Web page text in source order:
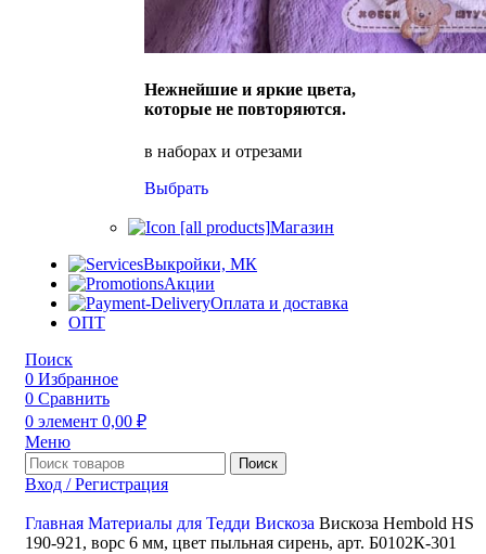
Нежнейшие и яркие цвета,
которые не повторяются.
в наборах и отрезами
Выбрать
Магазин
Выкройки, МК
Акции
Оплата и доставка
ОПТ
Поиск
0 Избранное
0 Сравнить
0 элемент 0,00 ₽
Меню
Поиск
Вход / Регистрация
Главная Материалы для Тедди Вискоза Вискоза Hembold HS
190-921, ворс 6 мм, цвет пыльная сирень, арт. Б0102К-301